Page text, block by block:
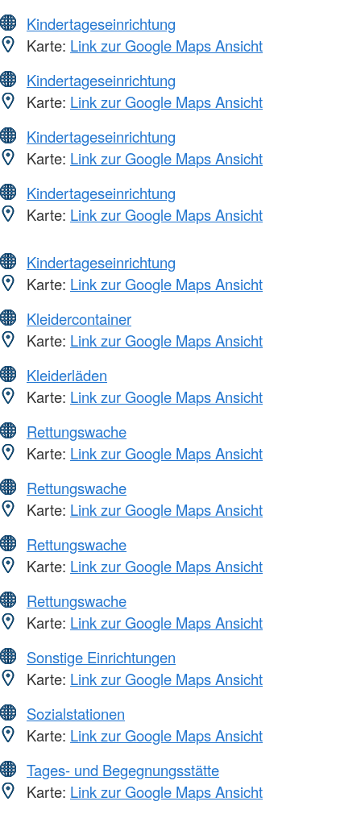
Kindertageseinrichtung
Karte: Link zur Google Maps Ansicht
Kindertageseinrichtung
Karte: Link zur Google Maps Ansicht
Kindertageseinrichtung
Karte: Link zur Google Maps Ansicht
Kindertageseinrichtung
Karte: Link zur Google Maps Ansicht
Kindertageseinrichtung
Karte: Link zur Google Maps Ansicht
Kleidercontainer
Karte: Link zur Google Maps Ansicht
Kleiderläden
Karte: Link zur Google Maps Ansicht
Rettungswache
Karte: Link zur Google Maps Ansicht
Rettungswache
Karte: Link zur Google Maps Ansicht
Rettungswache
Karte: Link zur Google Maps Ansicht
Rettungswache
Karte: Link zur Google Maps Ansicht
Sonstige Einrichtungen
Karte: Link zur Google Maps Ansicht
Sozialstationen
Karte: Link zur Google Maps Ansicht
Tages- und Begegnungsstätte
Karte: Link zur Google Maps Ansicht